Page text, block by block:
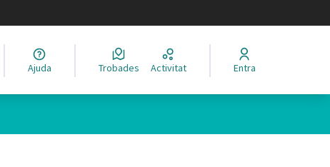
Elegir el idioma
Ajuda Trobades Activitat Entra